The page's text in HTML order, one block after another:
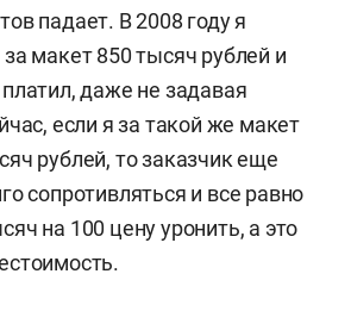
падает. В 2008 году я
макет 850 тысяч рублей и
даже не задавая
если я за такой же макет
рублей, то заказчик еще
сопротивляться и все равно
на 100 цену уронить, а это